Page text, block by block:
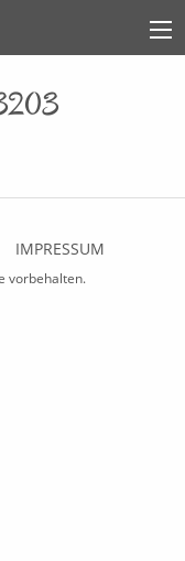
IMPRESSUM
vorbehalten.